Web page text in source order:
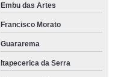
Embu das Artes
Francisco Morato
Guararema
Itapecerica da Serra